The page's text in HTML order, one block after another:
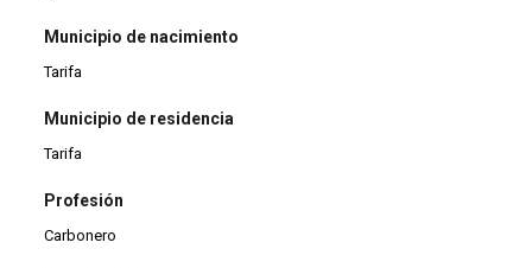
Municipio de nacimiento
Tarifa
Municipio de residencia
Tarifa
Profesión
Carbonero